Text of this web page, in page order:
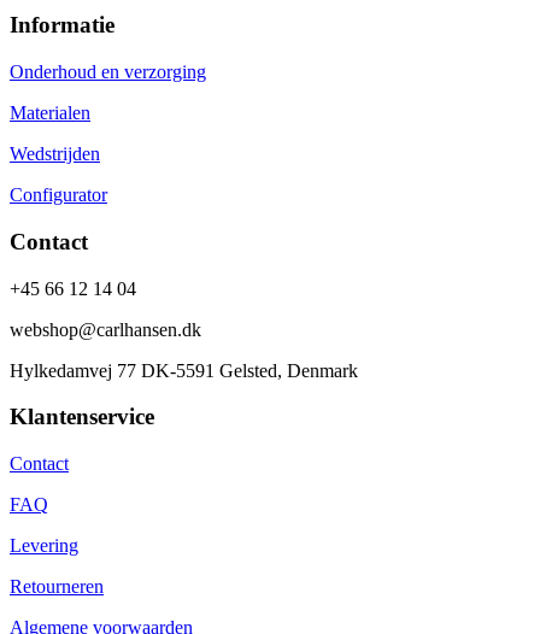
Informatie
Onderhoud en verzorging
Materialen
Wedstrijden
Configurator
Contact
+45 66 12 14 04
webshop@carlhansen.dk
Hylkedamvej 77 DK-5591 Gelsted, Denmark
Klantenservice
Contact
FAQ
Levering
Retourneren
Algemene voorwaarden